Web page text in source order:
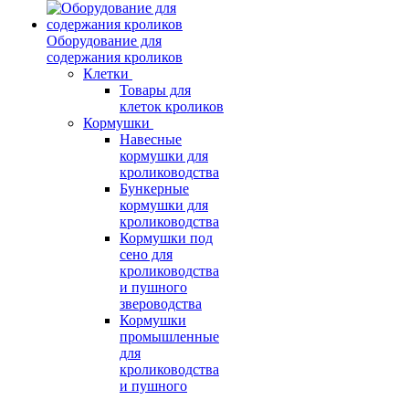
Оборудование для
содержания кроликов
Клетки
Товары для
клеток кроликов
Кормушки
Навесные
кормушки для
кролиководства
Бункерные
кормушки для
кролиководства
Кормушки под
сено для
кролиководства
и пушного
звероводства
Кормушки
промышленные
для
кролиководства
и пушного